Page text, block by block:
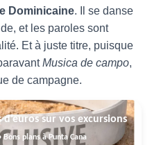
Dominicaine. Il se danse
et les paroles sont
Et à juste titre, puisque
Musica de campo,
de campagne.
sur vos excursions
plans à Punta Cana